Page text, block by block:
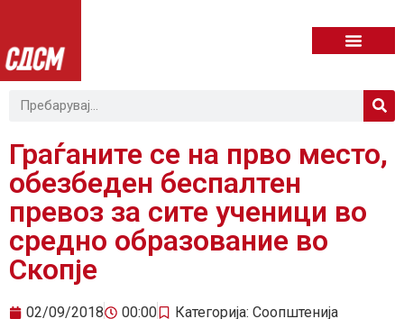
Граѓаните се на прво место,
обезбеден беспалтен
превоз за сите ученици во
средно образование во
Скопје
02/09/2018 00:00 Категорија: Соопштенија